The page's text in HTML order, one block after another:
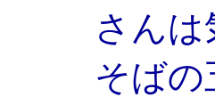
さん
そば